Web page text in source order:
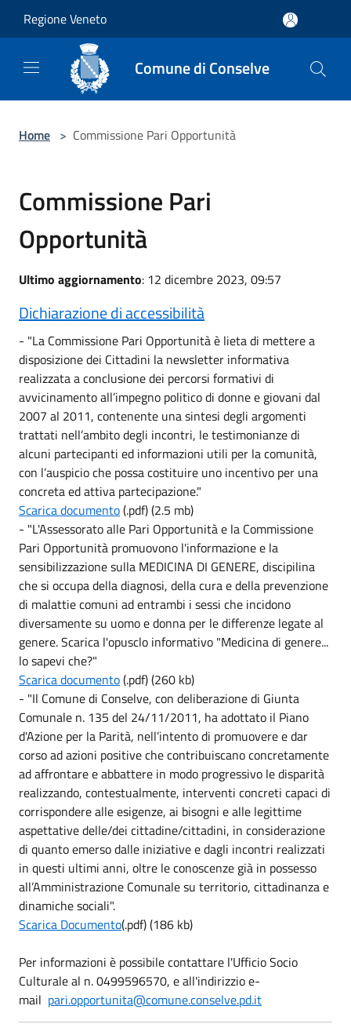
Regione Veneto
Comune di Conselve
Home > Commissione Pari Opportunità
Commissione Pari
Opportunità
Ultimo aggiornamento: 12 dicembre 2023, 09:57
Dichiarazione di accessibilità
- "La Commissione Pari Opportunità è lieta di mettere a
disposizione dei Cittadini la newsletter informativa
realizzata a conclusione dei percorsi formativi di
avvicinamento all’impegno politico di donne e giovani dal
2007 al 2011, contenente una sintesi degli argomenti
trattati nell’ambito degli incontri, le testimonianze di
alcuni partecipanti ed informazioni utili per la comunità,
con l’auspicio che possa costituire uno incentivo per una
concreta ed attiva partecipazione."
Scarica documento(.pdf) (2.5 mb)
- "L'Assessorato alle Pari Opportunità e la Commissione
Pari Opportunità promuovono l'informazione e la
sensibilizzazione sulla MEDICINA DI GENERE, discipilina
che si occupa della diagnosi, della cura e della prevenzione
di malattie comuni ad entrambi i sessi che incidono
diversamente su uomo e donna per le differenze legate al
genere. Scarica l'opusclo informativo "Medicina di genere...
lo sapevi che?"
Scarica documento(.pdf) (260 kb)
- "Il Comune di Conselve, con deliberazione di Giunta
Comunale n. 135 del 24/11/2011, ha adottato il Piano
d'Azione per la Parità, nell’intento di promuovere e dar
corso ad azioni positive che contribuiscano concretamente
ad affrontare e abbattere in modo progressivo le disparità
realizzando, contestualmente, interventi concreti capaci di
corrispondere alle esigenze, ai bisogni e alle legittime
aspettative delle/dei cittadine/cittadini, in considerazione
di quanto emerso dalle iniziative e dagli incontri realizzati
in questi ultimi anni, oltre le conoscenze già in possesso
all’Amministrazione Comunale su territorio, cittadinanza e
dinamiche sociali".
Scarica Documento(.pdf) (186 kb)
Per informazioni è possibile contattare l'Ufficio Socio
Culturale al n. 0499596570, e all'indirizzio e-
mail pari.opportunita@comune.conselve.pd.it